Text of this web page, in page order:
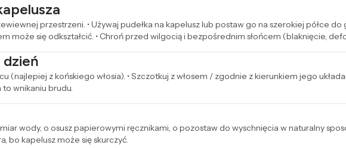
przestrzeni. • Używaj pudełka na kapelusz lub postaw go na szerokiej półce do
może się odkształcić. • Chroń przed wilgocią i bezpośrednim słońcem (blaknięcie,
dzień
(najlepiej z końskiego włosia). • Szczotkuj z włosem / zgodnie z kierunkiem jego
wnikaniu brudu.
wody, o osusz papierowymi ręcznikami, o pozostaw do wyschnięcia w naturalny
bo kapelusz może się skurczyć.